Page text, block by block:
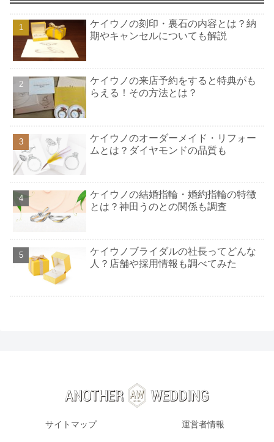
ケイウノの刻印・裏石の内容とは？納
期やキャンセルについても解説
ケイウノの来店予約をすると特典がも
らえる！その方法とは？
ケイウノのオーダーメイド・リフォー
ムとは？ダイヤモンドの品質も
ケイウノの結婚指輪・婚約指輪の特徴
とは？神田うのとの関係も調査
ケイウノブライダルの社長ってどんな
人？店舗や採用情報も調べてみた
サイトマップ 運営者情報